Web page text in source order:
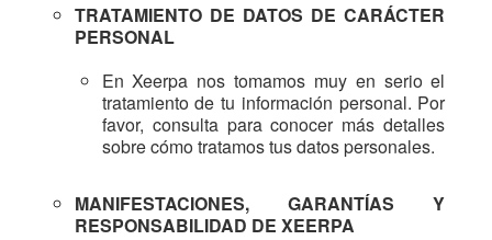
TRATAMIENTO DE DATOS DE CARÁCTER
PERSONAL
En Xeerpa nos tomamos muy en serio el
tratamiento de tu información personal. Por
favor, consulta para conocer más detalles
sobre cómo tratamos tus datos personales.
MANIFESTACIONES, GARANTÍAS Y
RESPONSABILIDAD DE XEERPA